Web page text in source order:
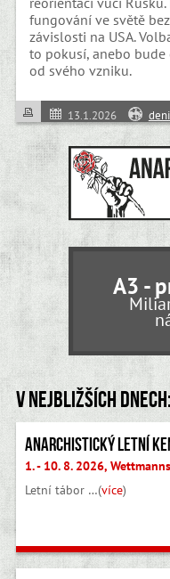
fungování ve světě
závislosti na USA.
to pokusí, anebo
od svého vzniku.
13.1.2026
A3 -
V nejbližších dnech:
Anarchistický letní
1. - 10. 8. 2026,
Letní tábor …(více)